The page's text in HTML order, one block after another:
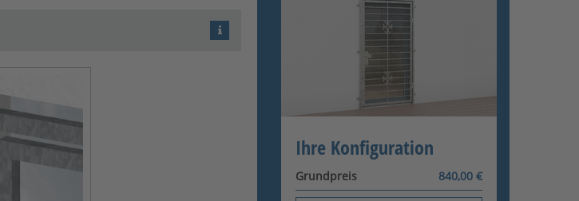
Ihre Konfiguration
Grundpreis 840,00 €